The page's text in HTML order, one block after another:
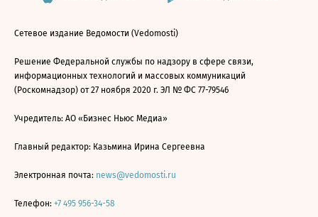
Сетевое издание Ведомости (Vedomosti)
Решение Федеральной службы по надзору в сфере связи,
информационных технологий и массовых коммуникаций
(Роскомнадзор) от 27 ноября 2020 г. ЭЛ № ФС 77-79546
Учредитель: АО «Бизнес Ньюс Медиа»
Главный редактор: Казьмина Ирина Сергеевна
Электронная почта: news@vedomosti.ru
Телефон: +7 495 956-34-58